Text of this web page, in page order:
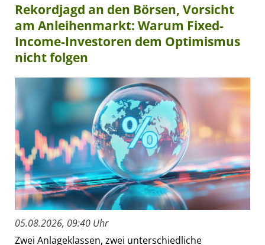
Rekordjagd an den Börsen, Vorsicht
am Anleihenmarkt: Warum Fixed-
Income-Investoren dem Optimismus
nicht folgen
05.08.2026, 09:40 Uhr
Zwei Anlageklassen, zwei unterschiedliche